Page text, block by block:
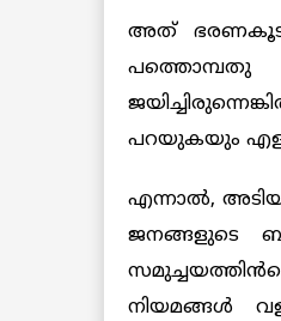
അത്
പത്തൊമ്പതു
പറയുകയും
എന്നാല്‍,
ജനങ്ങളുടെ
നിയമങ്ങള്‍